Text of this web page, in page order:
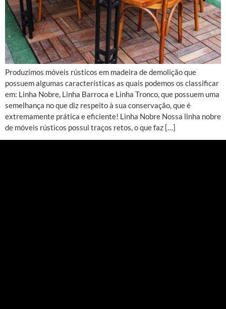
Produzimos móveis rústicos em madeira de demolição que
possuem algumas características as quais podemos os classificar
em: Linha Nobre, Linha Barroca e Linha Tronco, que possuem uma
semelhança no que diz respeito à sua conservação, que é
extremamente prática e eficiente! Linha Nobre Nossa linha nobre
de móveis rústicos possui traços retos, o que faz […]